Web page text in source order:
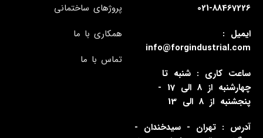
021-88467226
ایمیل :
info@forgindustrial.com
ساعت کاری : شنبه تا
چهارشنبه از 8 الی 17 -
پنجشنبه از 8 الی 13
آدرس : تهران - سیدخندان -
پروژهای ساختمانی
همکاری با ما
تماس با ما